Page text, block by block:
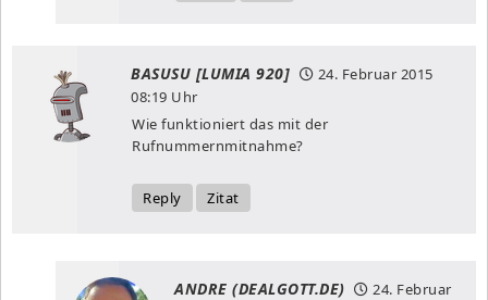
BASUSU [LUMIA 920]
24. Februar 2015
08:19 Uhr
Wie funktioniert das mit der
Rufnummernmitnahme?
Reply Zitat
ANDRE (DEALGOTT.DE)
24. Februar